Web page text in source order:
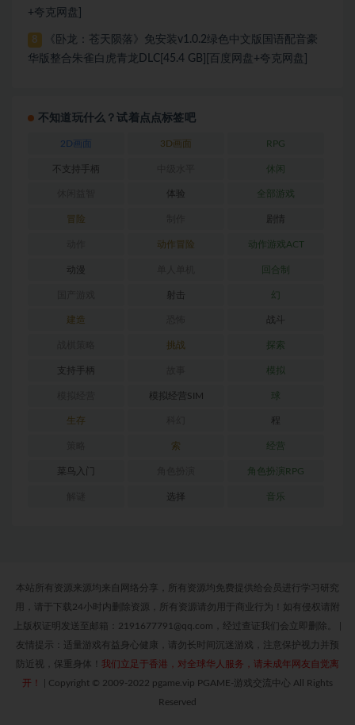
+夸克网盘]
8
《卧龙：苍天陨落》免安装v1.0.2绿色中文版国语配音豪
华版整合朱雀白虎青龙DLC[45.4 GB][百度网盘+夸克网盘]
不知道玩什么？试着点点标签吧
2D画面 3D画面 RPG
不支持手柄 休闲
体验 全部游戏
冒险 剧情
动作冒险 动作游戏ACT
动漫 回合制
射击 幻
建造 战斗
挑战 探索
支持手柄 模拟
模拟经营SIM 球
生存 程
索 经营
菜鸟入门 角色扮演RPG
选择 音乐
本站所有资源来源均来自网络分享，所有资源均免费提供给会员进行学习研究
用，请于下载24小时内删除资源，所有资源请勿用于商业行为！如有侵权请附
上版权证明发送至邮箱：2191677791@qq.com，经过查证我们会立即删除。
友情提示：适量游戏有益身心健康，请勿长时间沉迷游戏，注意保护视力并预
防近视，保重身体！ 我们立足于香港，对全球华人服务，请未成年网友自觉离
开！
Copyright © 2009-2022 pgame.vip PGAME-游戏交流中心 All Rights
Reserved